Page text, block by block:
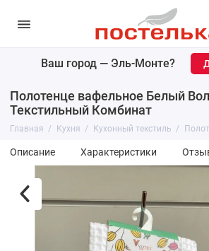
Ваш город — Эль-Монте?
Полотенце вафельное Белый
Текстильный Комбинат
Главная Кухня Кухонный текстиль
Описание Характеристики